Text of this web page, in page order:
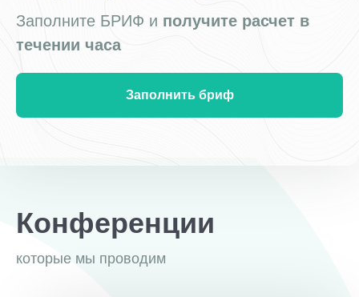
Заполните БРИФ и получите расчет в
течении часа
Заполнить бриф
Конференции
которые мы проводим